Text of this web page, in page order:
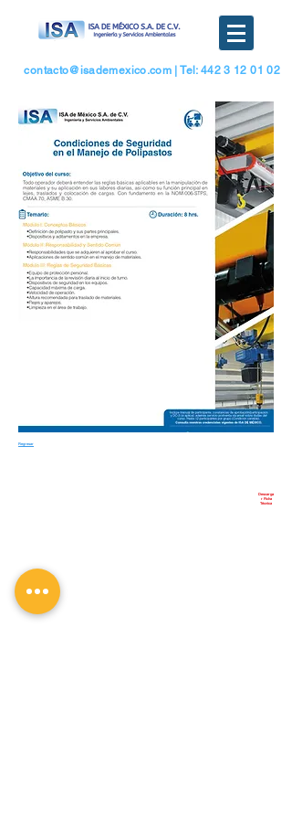
contacto@isademexico.com | Tel: 442 3 12 01 02
Regresar
Descarga
r Ficha
Técnica